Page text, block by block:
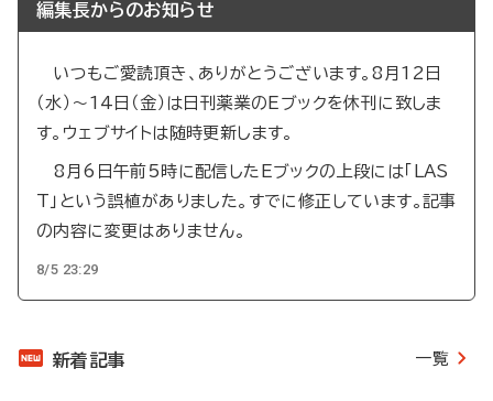
編集長からのお知らせ
いつもご愛読頂き、ありがとうございます。8月12日
（水）～14日（金）は日刊薬業のEブックを休刊に致しま
す。ウェブサイトは随時更新します。
8月6日午前5時に配信したEブックの上段には「LAS
T」という誤植がありました。すでに修正しています。記事
の内容に変更はありません。
8/5 23:29
新着記事 一覧